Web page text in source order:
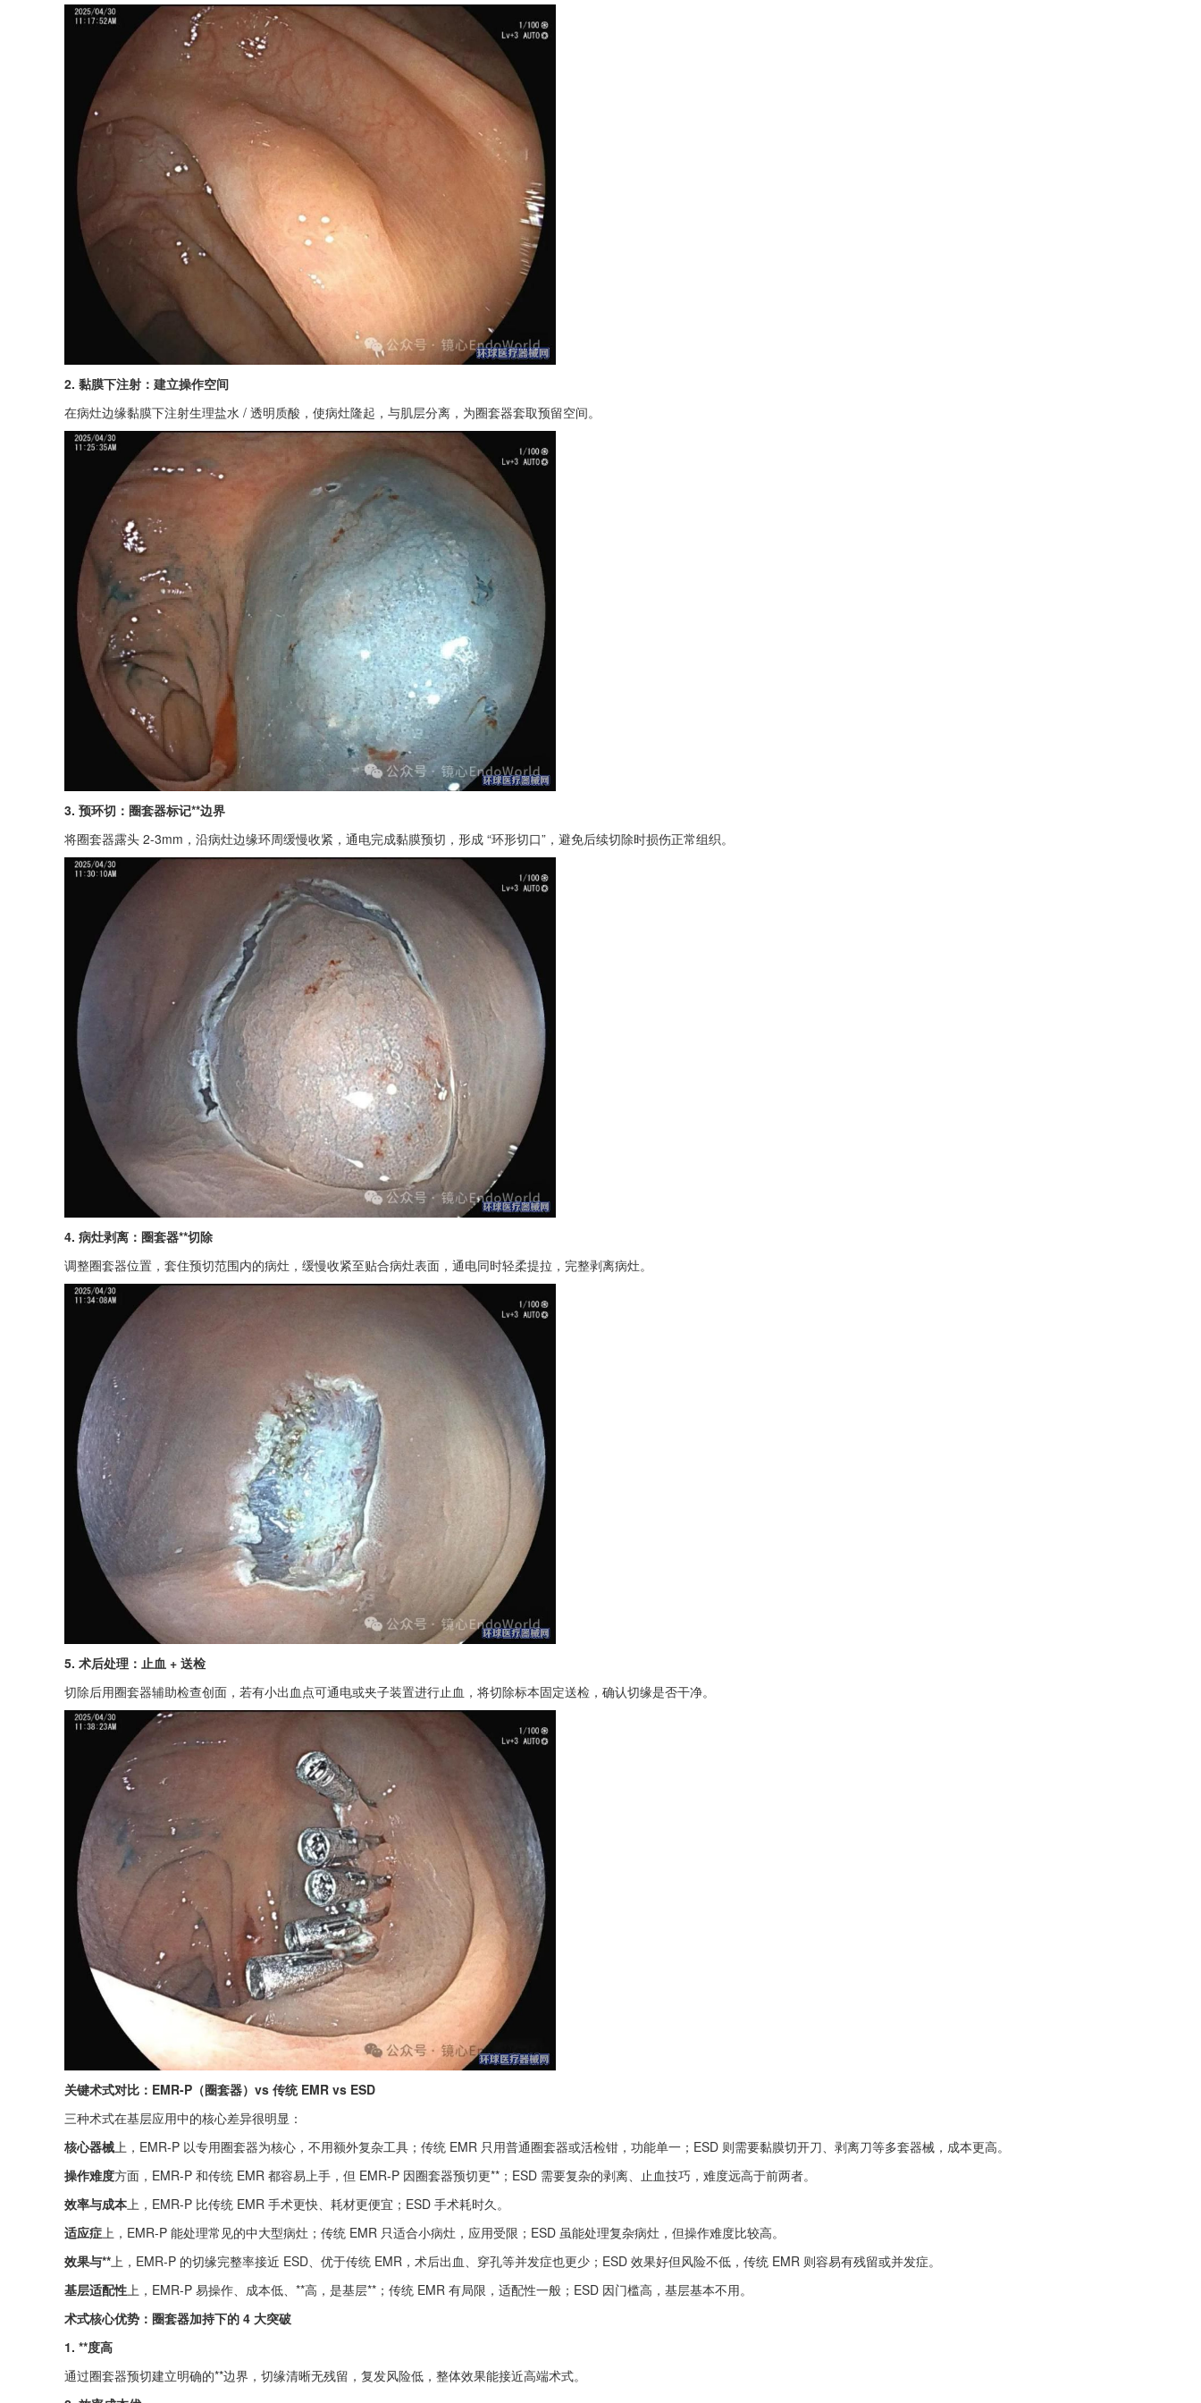
2. 黏膜下注射：建立操作空间
在病灶边缘黏膜下注射生理盐水 / 透明质酸，使病灶隆起，与肌层分离，为圈套器套取预留空间。
3. 预环切：圈套器标记**边界
将圈套器露头 2-3mm，沿病灶边缘环周缓慢收紧，通电完成黏膜预切，形成 “环形切口”，避免后续切除时损伤正常组织。
4. 病灶剥离：圈套器**切除
调整圈套器位置，套住预切范围内的病灶，缓慢收紧至贴合病灶表面，通电同时轻柔提拉，完整剥离病灶。
5. 术后处理：止血 + 送检
切除后用圈套器辅助检查创面，若有小出血点可通电或夹子装置进行止血，将切除标本固定送检，确认切缘是否干净。
关键术式对比：EMR-P（圈套器）vs 传统 EMR vs ESD
三种术式在基层应用中的核心差异很明显：
核心器械上，EMR-P 以专用圈套器为核心，不用额外复杂工具；传统 EMR 只用普通圈套器或活检钳，功能单一；ESD 则需要黏膜切开刀、剥离刀等多套器械，成本更高。
操作难度方面，EMR-P 和传统 EMR 都容易上手，但 EMR-P 因圈套器预切更**；ESD 需要复杂的剥离、止血技巧，难度远高于前两者。
效率与成本上，EMR-P 比传统 EMR 手术更快、耗材更便宜；ESD 手术耗时久。
适应症上，EMR-P 能处理常见的中大型病灶；传统 EMR 只适合小病灶，应用受限；ESD 虽能处理复杂病灶，但操作难度比较高。
效果与**上，EMR-P 的切缘完整率接近 ESD、优于传统 EMR，术后出血、穿孔等并发症也更少；ESD 效果好但风险不低，传统 EMR 则容易有残留或并发症。
基层适配性上，EMR-P 易操作、成本低、**高，是基层**；传统 EMR 有局限，适配性一般；ESD 因门槛高，基层基本不用。
术式核心优势：圈套器加持下的 4 大突破
1. **度高
通过圈套器预切建立明确的**边界，切缘清晰无残留，复发风险低，整体效果能接近高端术式。